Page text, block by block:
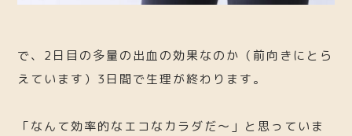
で、2日目の多量の出血の効果なのか（前向きにとら
えています）3日間で生理が終わります。
「なんて効率的なエコなカラダだ〜」と思っていま